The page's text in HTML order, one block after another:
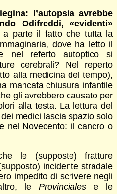
l’autopsia avrebbe
Odifreddi, «evidenti»
a parte il fatto che tutta la
dove ha letto il
nel referto autoptico si
cerebrali? Nel reperto
alla medicina del tempo),
mancata chiusura infantile
gli avrebbero causato per
alla testa. La lettura del
medici lascia spazio solo
nel Novecento: il cancro o
le (supposte) fratture
incidente stradale
impedito di scrivere negli
le Provinciales e le